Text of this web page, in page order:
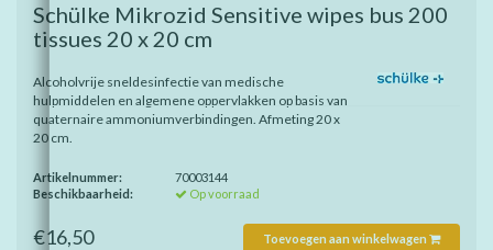
Schülke Mikrozid Sensitive wipes bus 200
tissues 20 x 20 cm
Alcoholvrije sneldesinfectie van medische
hulpmiddelen en algemene oppervlakken op basis van
quaternaire ammoniumverbindingen. Afmeting 20 x
20 cm.
Artikelnummer:
70003144
Beschikbaarheid:
Op voorraad
€16,50 Toevoegen aan winkelwagen